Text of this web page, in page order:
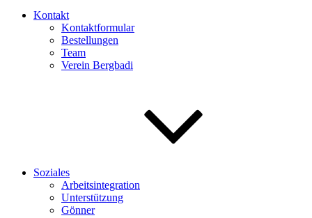
Kontakt
Kontaktformular
Bestellungen
Team
Verein Bergbadi
Soziales
Arbeitsintegration
Unterstützung
Gönner